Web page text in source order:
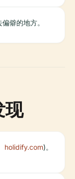
僻的地方。
现
holidify.com)。